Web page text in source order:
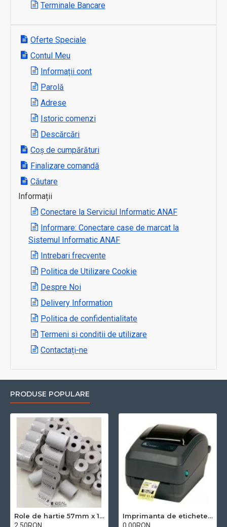
Terminale Bancare
Oferte Speciale
Contul Meu
Informații cont
Parolă
Adrese
Istoric comenzi
Descărcări
Coș de cumpărături
Finalizare comandă
Căutare
Informații
Conectare la Serviciul Informatic ANAF
Informare: Conectare case de marcat la
Sistemul Informatic ANAF
Intrebari frecvente
Politica de Utilizare Cookie
Despre Noi
Delivery Information
Politica de confidentialitate
Termeni si conditii de utilizare
Contactați-ne
PRODUSE POPULARE
Role de hartie 57mm x 18m BPA free
Imprimanta de etichete Zebra GK420T